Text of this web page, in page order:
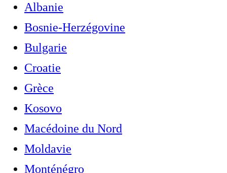
Albanie
Bosnie-Herzégovine
Bulgarie
Croatie
Grèce
Kosovo
Macédoine du Nord
Moldavie
Monténégro